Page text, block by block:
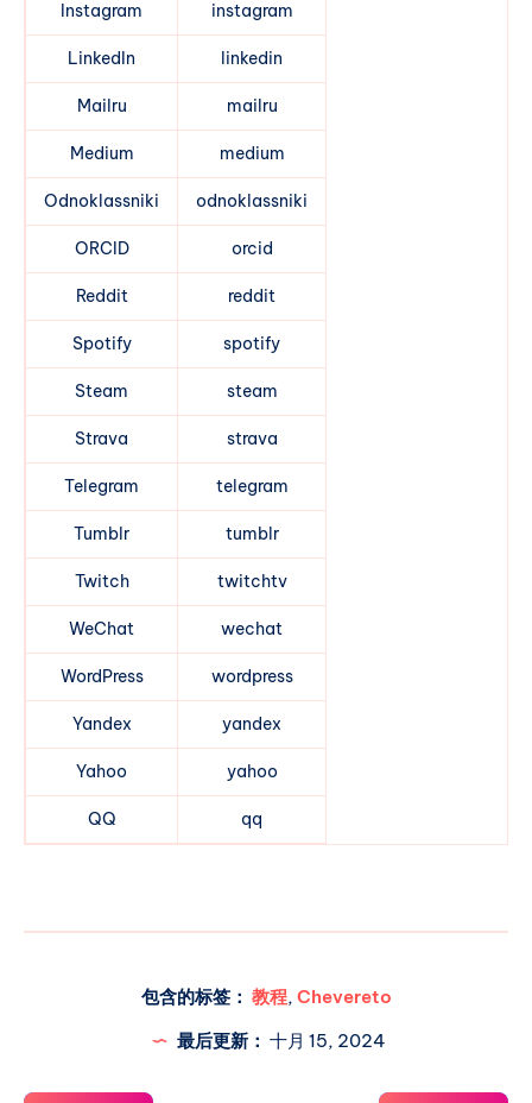
Instagram instagram
LinkedIn linkedin
Mailru mailru
Medium medium
Odnoklassniki odnoklassniki
ORCID orcid
Reddit reddit
Spotify spotify
Steam steam
Strava strava
Telegram telegram
Tumblr tumblr
Twitch twitchtv
WeChat wechat
WordPress wordpress
Yandex yandex
Yahoo yahoo
QQ qq
包含的标签： 教程, Chevereto
最后更新： 十月 15, 2024